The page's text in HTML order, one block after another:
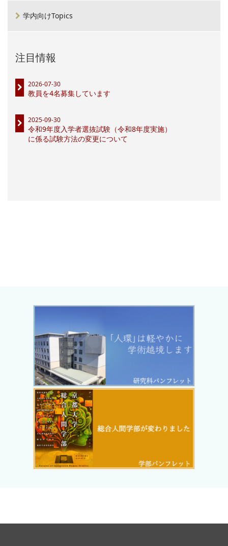
学内向けTopics
注目情報
2026-07-30
教員を4名募集しています
2025-09-30
令和9年度入学者選抜試験（令和8年度実施）
に係る試験方法の変更について